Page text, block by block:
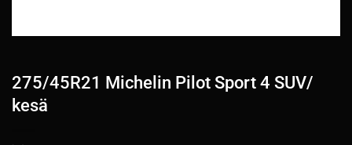
275/45R21 Michelin Pilot Sport 4 SUV/
kesä